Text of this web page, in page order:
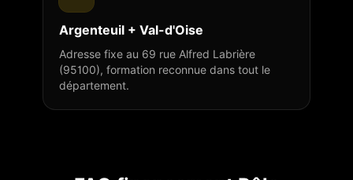
Argenteuil + Val-d'Oise
Adresse fixe au 69 rue Alfred Labrière
(95100), formation reconnue dans tout le
département.